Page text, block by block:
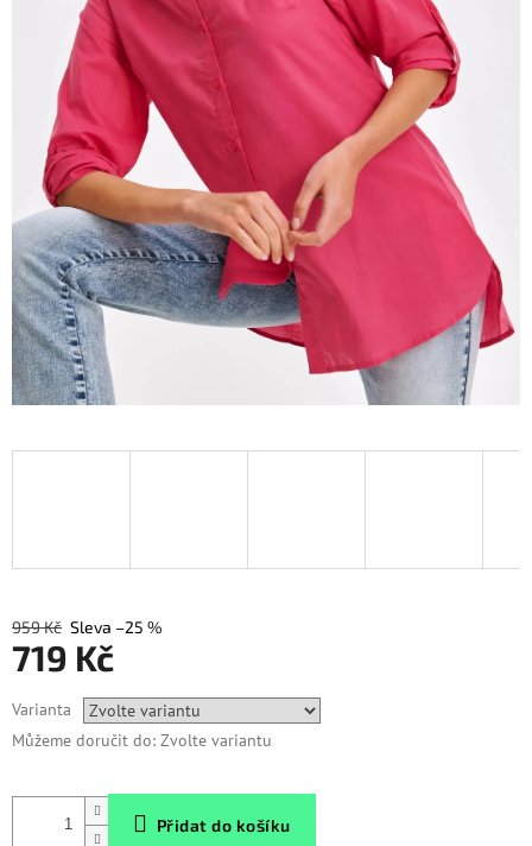
959 Kč –25 %
719 Kč
cena:
Varianta
Můžeme doručit do: Zvolte variantu
Přidat do košíku